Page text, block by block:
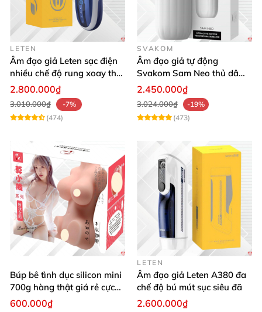
LETEN
Âm đạo giả Leten sạc điện
nhiều chế độ rung xoay thụt
rên rỉ
2.800.000₫
3.010.000₫
-7%
(474)
SVAKOM
Âm đạo giả tự động
Svakom Sam Neo thủ dâm
rung mút app điện thoại
2.450.000₫
3.024.000₫
-19%
(473)
Búp bê tình dục silicon mini
700g hàng thật giá rẻ cực
sướng
600.000₫
LETEN
Âm đạo giả Leten A380 đa
chế độ bú mút sục siêu đã
2.600.000₫